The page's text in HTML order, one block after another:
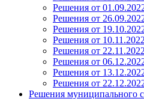
Решения от
Решения от
Решения от
Решения от 10.11.2022
Решения от 22.11.2022
Решения от
Решения от
Решения от
Решения муниципального